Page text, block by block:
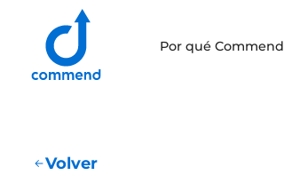
Scroll to content
Por qué Commend
Volver